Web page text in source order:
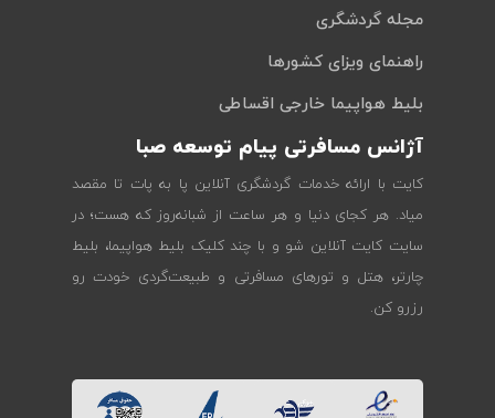
مجله گردشگری
راهنمای ویزای کشورها
بلیط هواپیما خارجی اقساطی
آژانس مسافرتی پیام توسعه صبا
کایت با ارائه خدمات گردشگری آنلاین پا به پات تا مقصد
میاد. هر کجای دنیا و هر ساعت از شبانه‌روز که هست؛ در
سایت کایت آنلاین شو و با چند کلیک بلیط هواپیما، بلیط
چارتر، هتل و تورهای مسافرتی و طبیعت‌گردی خودت رو
رزرو کن.